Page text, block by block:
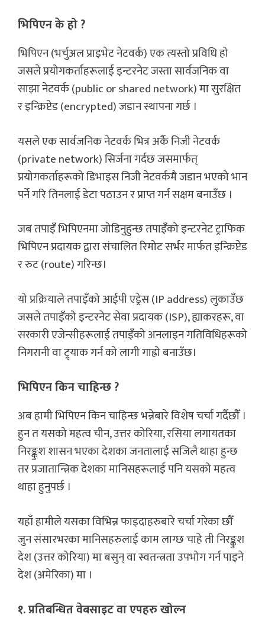
भिपिएन के हो ?
भिपिएन (भर्चुअल प्राइभेट नेटवर्क) एक त्यस्तो प्रविधि हो
जसले प्रयोगकर्ताहरूलाई इन्टरनेट जस्ता सार्वजनिक वा
साझा नेटवर्क (public or shared network) मा सुरक्षित
र इन्क्रिप्टेड (encrypted) जडान स्थापना गर्छ ।
यसले एक सार्वजनिक नेटवर्क भित्र अर्कै निजी नेटवर्क
(private network) सिर्जना गर्दछ जसमार्फत्
प्रयोगकर्ताहरूको डिभाइस निजी नेटवर्कमै जडान भएको भान
पर्ने गरि तिनलाई डेटा पठाउन र प्राप्त गर्न सक्षम बनाउँछ ।
जब तपाइँ भिपिएनमा जोडिनुहुन्छ तपाइँको इन्टरनेट ट्राफिक
भिपिएन प्रदायक द्वारा संचालित रिमोट सर्भर मार्फत इन्क्रिप्टेड
र रुट (route) गरिन्छ।
यो प्रक्रियाले तपाइँको आईपी एड्रेस (IP address) लुकाउँछ
जसले तपाइँको इन्टरनेट सेवा प्रदायक (ISP), ह्याकरहरू, वा
सरकारी एजेन्सीहरूलाई तपाइँको अनलाइन गतिविधिहरूको
निगरानी वा ट्र्याक गर्न को लागी गाह्रो बनाउँछ।
भिपिएन किन चाहिन्छ ?
अब हामी भिपिएन किन चाहिन्छ भन्नेबारे विशेष चर्चा गर्दैछौँ ।
हुन त यसको महत्व चीन, उत्तर कोरिया, रसिया लगायतका
निरङ्कुश शासन भएका देशका जनतालाई सजिलै थाहा हुन्छ
तर प्रजातान्त्रिक देशका मानिसहरूलाई पनि यसको महत्व
थाहा हुनुपर्छ ।
यहाँ हामीले यसका विभिन्न फाइदाहरुबारे चर्चा गरेका छौँ
जुन संसारभरका मानिसहरुलाई काम लाग्छ चाहे ती निरङ्कुश
देश (उत्तर कोरिया) मा बसुन् वा स्वतन्त्रता उपभोग गर्न पाइने
देश (अमेरिका) मा ।
१. प्रतिबन्धित वेबसाइट वा एपहरु खोल्न